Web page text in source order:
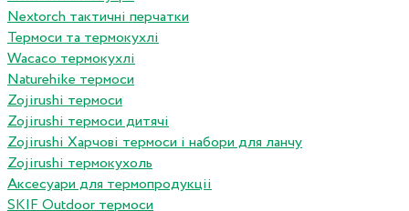
Nextorch тактичні перчатки
Термоси та термокухлі
Wacaco термокухлі
Naturehike термоси
Zojirushi термоси
Zojirushi термоси дитячі
Zojirushi Харчові термоси і набори для ланчу
Zojirushi термокухоль
Аксесуари для термопродукціі
SKIF Outdoor термоси